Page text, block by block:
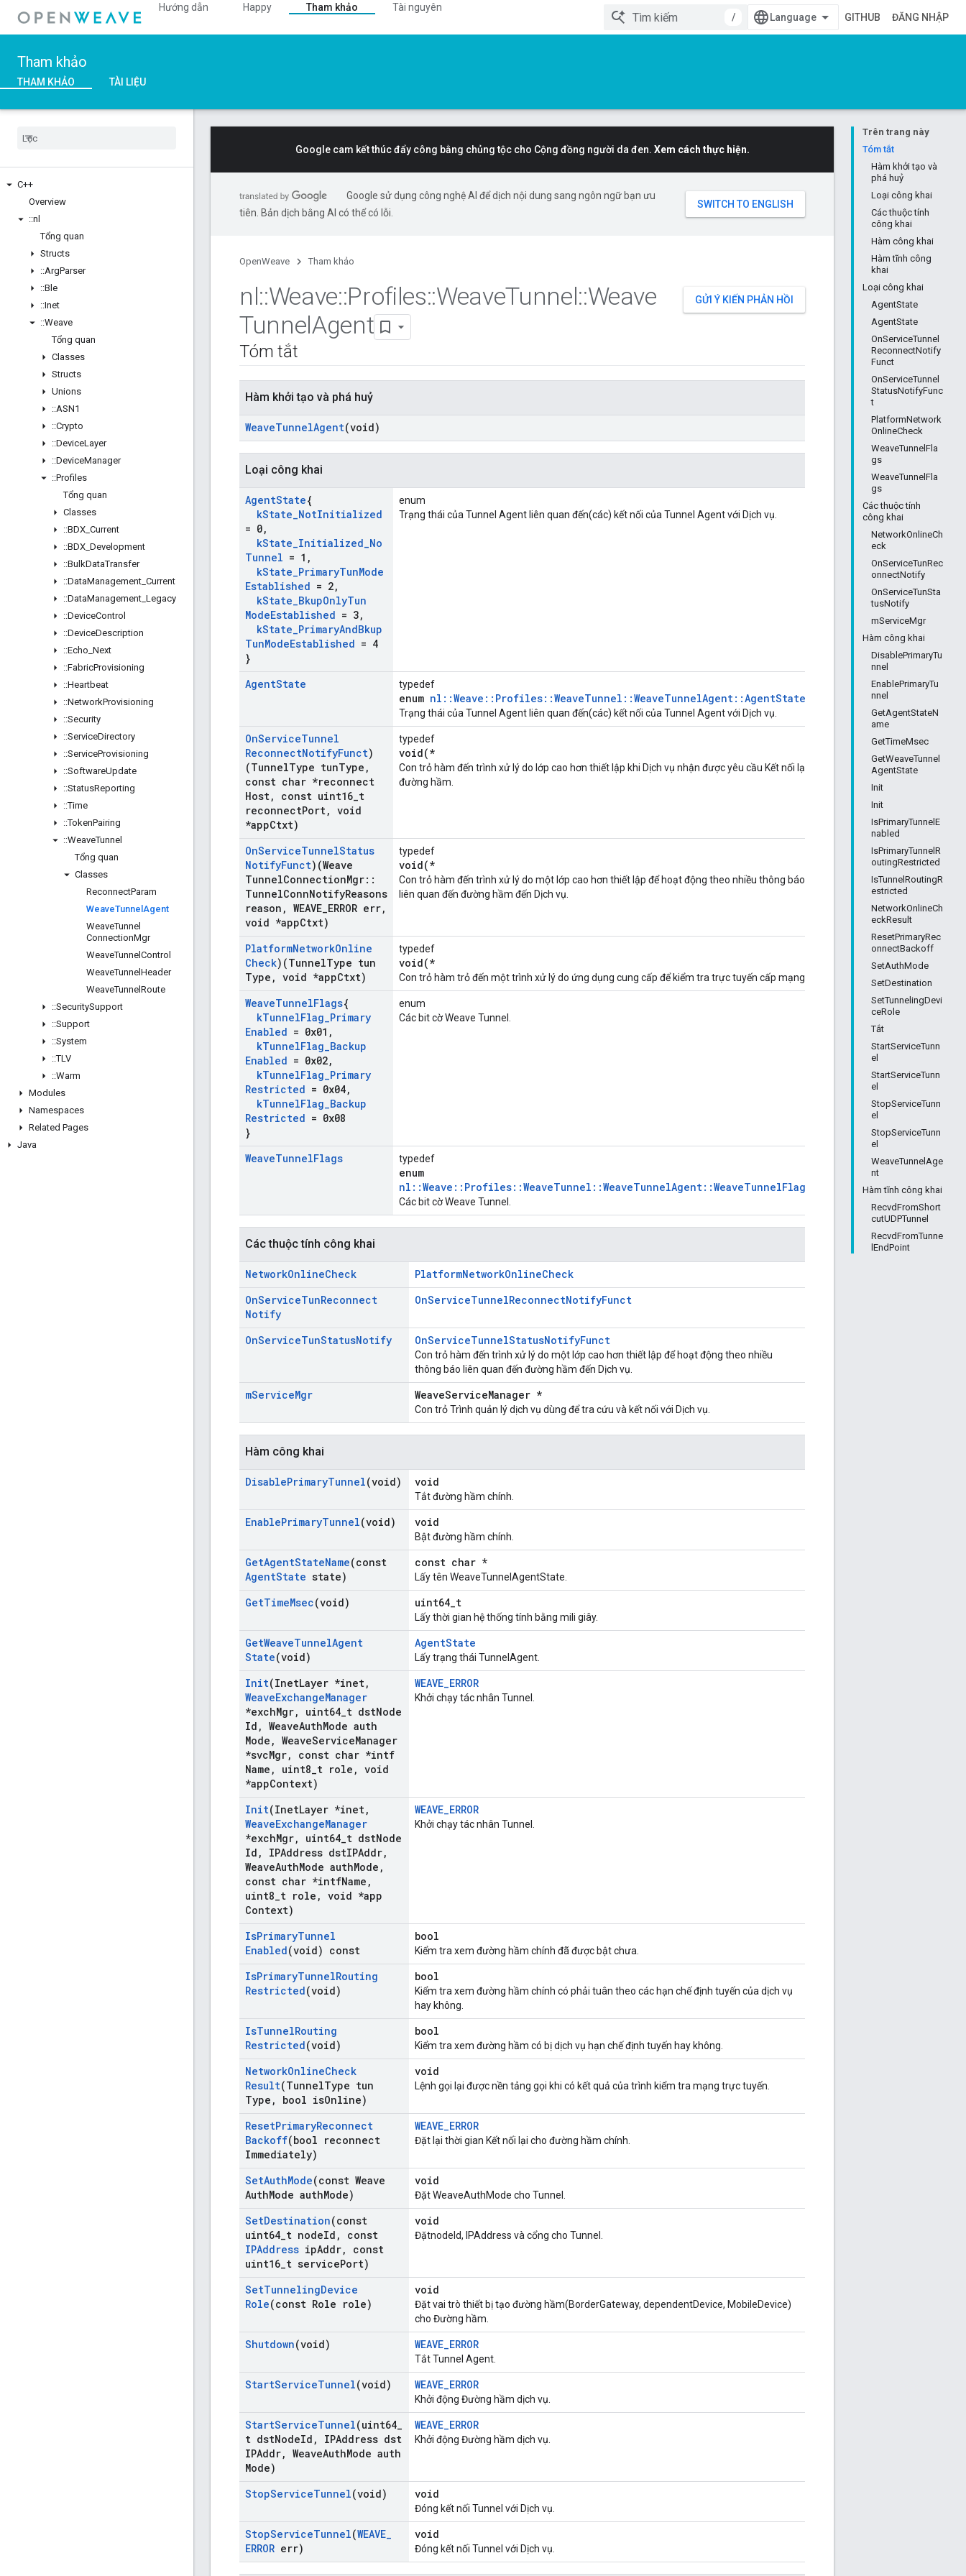
Hướng dẫn Happy Tham khảo
Tài nguyên
/
GITHUB ĐĂNG NHẬP
Tham khảo
THAM KHẢO TÀI LIỆU
C++
Overview
::nl
Tổng quan
Structs
::ArgParser
::Ble
::Inet
::Weave
Tổng quan
Classes
Structs
Unions
::ASN1
::Crypto
::DeviceLayer
::DeviceManager
::Profiles
Tổng quan
Classes
::BDX Current
::BDX Development
::BulkDataTransfer
::DataManagement Current
::DataManagement Legacy
::DeviceControl
::DeviceDescription
::Echo Next
::FabricProvisioning
::Heartbeat
::NetworkProvisioning
::Security
::ServiceDirectory
::ServiceProvisioning
::SoftwareUpdate
::StatusReporting
::Time
::TokenPairing
::WeaveTunnel
Tổng quan
Classes
ReconnectParam
WeaveTunnel Agent
WeaveTunnel
ConnectionMgr
WeaveTunnel Control
WeaveTunnel Header
WeaveTunnel Route
::SecuritySupport
::Support
::System
::TLV
::Warm
Modules
Namespaces
Related Pages
Java
Trên trang này
Tóm tắt
Hàm khởi tạo và
phá huỷ
Loại công khai
Các thuộc tính
công khai
Hàm công khai
Hàm tĩnh công
khai
Loại công khai
AgentState
AgentState
OnServiceTunnel
ReconnectNotify
Funct
OnServiceTunnel
StatusNotifyFunc
t
PlatformNetwork
OnlineCheck
WeaveTunnelFla
gs
WeaveTunnelFla
gs
Các thuộc tính
công khai
NetworkOnlineCh
eck
OnServiceTunRec
onnectNotify
OnServiceTunSta
tusNotify
mServiceMgr
Hàm công khai
DisablePrimaryTu
nnel
EnablePrimaryTu
nnel
GetAgentStateN
ame
GetTimeMsec
GetWeaveTunnel
AgentState
Init
Init
IsPrimaryTunnelE
nabled
IsPrimaryTunnelR
outingRestricted
IsTunnelRoutingR
estricted
NetworkOnlineCh
eckResult
ResetPrimaryRec
onnectBackoff
SetAuthMode
SetDestination
SetTunnelingDevi
ceRole
Tắt
StartServiceTunn
el
StartServiceTunn
el
StopServiceTunn
el
StopServiceTunn
el
WeaveTunnelAge
nt
Hàm tĩnh công khai
RecvdFromShort
cutUDPTunnel
RecvdFromTunne
lEndPoint
Google cam kết thúc đẩy công bằng chủng tộc cho Cộng đồng người da đen. Xem cách thực hiện.
Google sử dụng công nghệ AI để dịch nội dung sang ngôn ngữ bạn ưu
tiên. Bản dịch bằng AI có thể có lỗi.
OpenWeave Tham khảo
GỬI Ý KIẾN PHẢN HỒI
nl::Weave::Profiles::WeaveTunnel::Weave
TunnelAgent
Tóm tắt
Hàm khởi tạo và phá huỷ
WeaveTunnelAgent(void)
Loại công khai
AgentState{
kState_NotInitialized
= 0,
kState_Initialized_No
Tunnel = 1 ,
kState_PrimaryTunMode
Established = 2,
kState_BkupOnlyTun
ModeEstablished = 3,
kState_PrimaryAndBkup
TunModeEstablished = 4
}
enum
Trạng thái của Tunnel Agent liên quan đến(các) kết nối của Tunnel Agent với Dịch vụ.
AgentState typedef
enum nl::Weave::Profiles::WeaveTunnel::WeaveTunnelAgent::AgentState
Trạng thái của Tunnel Agent liên quan đến(các) kết nối của Tunnel Agent với Dịch vụ.
OnServiceTunnel
ReconnectNotifyFunct)
(TunnelType tunType ,
const char *reconnect
Host, const uint16 t
reconnectPort, void
*appCtxt)
typedef
void(*
Con trỏ hàm đến trình xử lý do lớp cao hơn thiết lập khi Dịch vụ nhận được yêu cầu Kết nối lại
đường hầm.
OnServiceTunnelStatus
NotifyFunct)(Weave
TunnelConnectionMgr::
TunnelConnNotifyReasons
reason , WEAVE ERROR err,
void *appCtxt)
typedef
void(*
Con trỏ hàm đến trình xử lý do một lớp cao hơn thiết lập để hoạt động theo nhiều thông báo
liên quan đến đường hầm đến Dịch vụ.
PlatformNetworkOnline
Check)(TunnelType tun
Type , void *appCtxt)
typedef
void(*
Con trỏ hàm trỏ đến một trình xử lý do ứng dụng cung cấp để kiểm tra trực tuyến cấp mạng.
WeaveTunnelFlags{
kTunnelFlag_Primary
Enabled = 0x01 ,
kTunnelFlag_Backup
Enabled = 0x02,
kTunnelFlag_Primary
Restricted = 0x04,
kTunnelFlag_Backup
Restricted = 0x08
}
enum
Các bit cờ Weave Tunnel.
WeaveTunnelFlags typedef
enum
nl::Weave::Profiles::WeaveTunnel::WeaveTunnelAgent::WeaveTunnelFlags
Các bit cờ Weave Tunnel.
Các thuộc tính công khai
NetworkOnlineCheck
PlatformNetworkOnlineCheck
OnServiceTunReconnect
Notify
OnServiceTunnelReconnectNotifyFunct
OnServiceTunStatusNotify OnServiceTunnelStatusNotifyFunct
Con trỏ hàm đến trình xử lý do một lớp cao hơn thiết lập để hoạt động theo nhiều
thông báo liên quan đến đường hầm đến Dịch vụ.
mServiceMgr WeaveServiceManager *
Con trỏ Trình quản lý dịch vụ dùng để tra cứu và kết nối với Dịch vụ.
Hàm công khai
DisablePrimaryTunnel(void) void
Tắt đường hầm chính.
EnablePrimaryTunnel(void) void
Bật đường hầm chính.
GetAgentStateName(const
AgentState state)
const char *
Lấy tên WeaveTunnelAgentState.
GetTimeMsec(void) uint64_t
Lấy thời gian hệ thống tính bằng mili giây.
GetWeaveTunnelAgent
State(void)
AgentState
Lấy trạng thái TunnelAgent.
Init(InetLayer *inet,
WeaveExchangeManager
*exchMgr, uint64 t dstNode
Id , WeaveAuthMode auth
Mode , WeaveServiceManager
*svcMgr,
const char *intf
Name , uint8 t role , void
*appContext)
WEAVE_ERROR
Khởi chạy tác nhân Tunnel.
Init(InetLayer *inet,
WeaveExchangeManager
*exchMgr, uint64 t dstNode
Id , IPAddress dstIPAddr,
WeaveAuthMode authMode ,
const char *intfName ,
uint8 t role , void *app
Context)
WEAVE_ERROR
Khởi chạy tác nhân Tunnel.
IsPrimaryTunnel
Enabled(void) const
bool
Kiểm tra xem đường hầm chính đã được bật chưa.
IsPrimaryTunnelRouting
Restricted(void)
bool
Kiểm tra xem đường hầm chính có phải tuân theo các hạn chế định tuyến của dịch vụ
hay không.
IsTunnelRouting
Restricted(void)
bool
Kiểm tra xem đường hầm có bị dịch vụ hạn chế định tuyến hay không.
NetworkOnlineCheck
Result(TunnelType tun
Type , bool isOnline)
void
Lệnh gọi lại được nền tảng gọi khi có kết quả của trình kiểm tra mạng trực tuyến.
ResetPrimaryReconnect
Backoff(bool reconnect
Immediately)
WEAVE_ERROR
Đặt lại thời gian Kết nối lại cho đường hầm chính.
SetAuthMode(const Weave
AuthMode authMode)
void
Đặt WeaveAuthMode cho Tunnel.
SetDestination(const
uint64 t nodeId ,
const
IPAddress ipAddr,
const
uint16 t servicePort)
void
ĐặtnodeId, IPAddress và cổng cho Tunnel.
SetTunnelingDevice
Role(const Role role)
void
Đặt vai trò thiết bị tạo đường hầm(BorderGateway, dependentDevice, MobileDevice)
cho Đường hầm.
Shutdown(void) WEAVE_ERROR
Tắt Tunnel Agent.
StartServiceTunnel(void) WEAVE_ERROR
Khởi động Đường hầm dịch vụ.
StartServiceTunnel(uint64
t dstNodeId ,
IPAddress dst
IPAddr, WeaveAuthMode auth
Mode)
WEAVE_ERROR
Khởi động Đường hầm dịch vụ.
StopServiceTunnel(void) void
Đóng kết nối Tunnel với Dịch vụ.
StopServiceTunnel(WEAVE_
ERROR err)
void
Đóng kết nối Tunnel với Dịch vụ.